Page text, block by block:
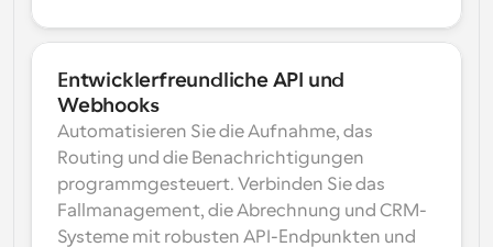
Entwicklerfreundliche API und
Webhooks
Automatisieren Sie die Aufnahme, das
Routing und die Benachrichtigungen
programmgesteuert. Verbinden Sie das
Fallmanagement, die Abrechnung und CRM-
Systeme mit robusten API-Endpunkten und